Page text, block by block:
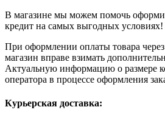
В магазине мы можем помочь
кредит на самых выгодных условиях!
При оформлении оплаты товара
магазин вправе взимать
Актуальную информацию о размере
оператора в процессе оформления
Курьерская доставка: